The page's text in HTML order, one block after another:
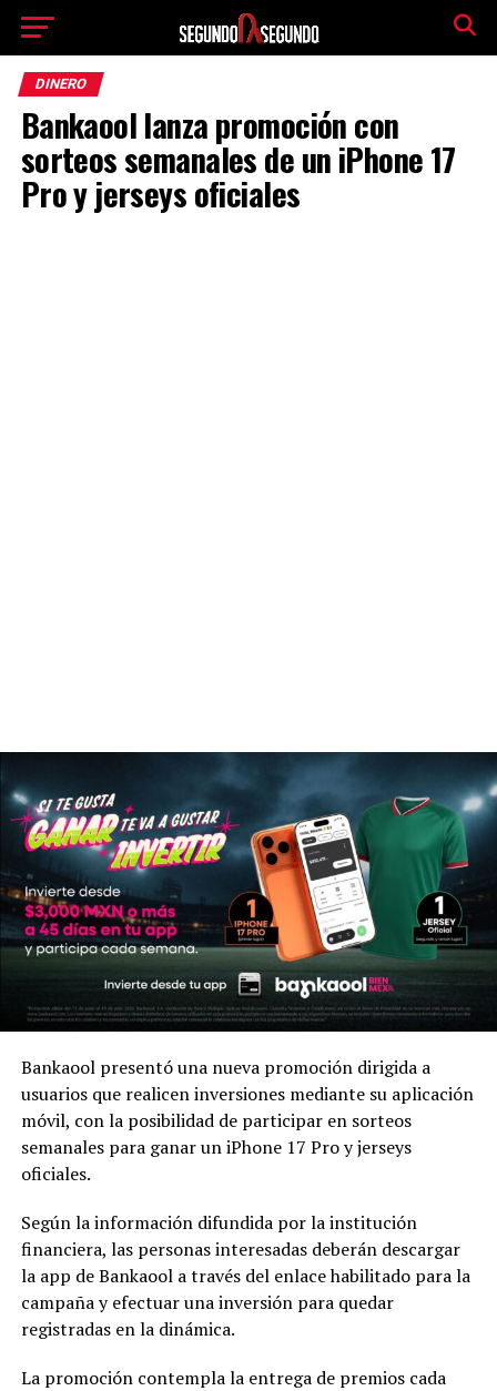
DINERO
Bankaool lanza promoción con
sorteos semanales de un iPhone 17
Pro y jerseys oficiales
Bankaool presentó una nueva promoción dirigida a
usuarios que realicen inversiones mediante su aplicación
móvil, con la posibilidad de participar en sorteos
semanales para ganar un iPhone 17 Pro y jerseys
oficiales.
Según la información difundida por la institución
financiera, las personas interesadas deberán descargar
la app de Bankaool a través del enlace habilitado para la
campaña y efectuar una inversión para quedar
registradas en la dinámica.
La promoción contempla la entrega de premios cada